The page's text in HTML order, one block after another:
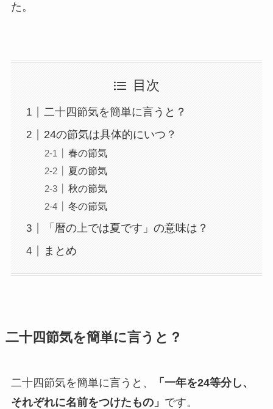
た。
目次
二十四節気を簡単に言うと？
24の節気は具体的にいつ？
春の節気
夏の節気
秋の節気
冬の節気
「暦の上では夏です」の意味は？
まとめ
二十四節気を簡単に言うと？
二十四節気を簡単に言うと、
「一年を24等分し、
それぞれに名前をつけたもの」 です。